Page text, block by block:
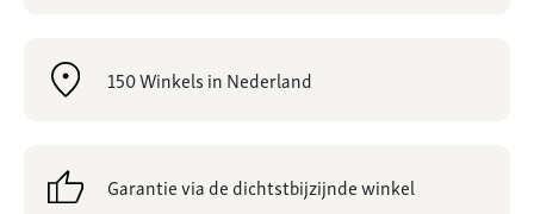
150 Winkels in Nederland
Garantie via de dichtstbijzijnde winkel